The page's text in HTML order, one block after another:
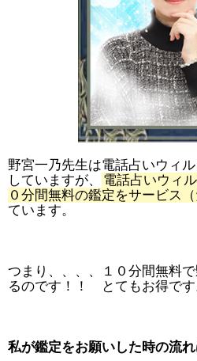
野宮一乃先生は電話占いウィ
していますが、
電話占いウィ
０分間無料の鑑定をサービス
ています。
つまり、、、、１０分間無料
るのです！！ とてもお得です
私が鑑定をお願いした時の流れ